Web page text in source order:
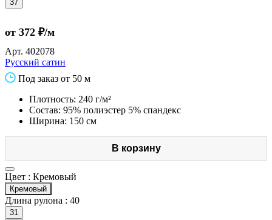
37
от 372 ₽/м
Арт. 402078
Русский сатин
Под заказ от 50 м
Плотность: 240 г/м²
Состав: 95% полиэстер 5% спандекс
Ширина: 150 см
В корзину
Цвет : Кремовый
Кремовый
Длина рулона : 40
31